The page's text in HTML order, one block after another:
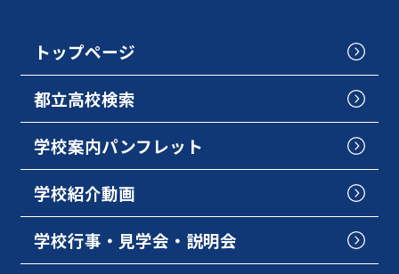
トップページ
都立高校検索
学校案内パンフレット
学校紹介動画
学校行事・見学会・説明会